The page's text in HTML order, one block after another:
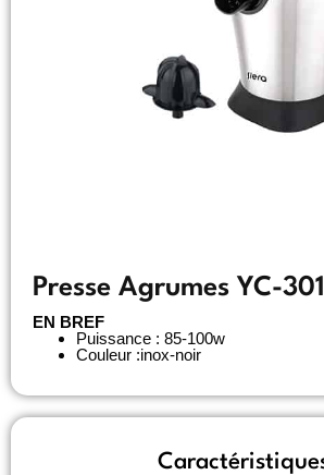
Presse Agrumes YC-301
EN BREF
Puissance : 85-100w
Couleur :inox-noir